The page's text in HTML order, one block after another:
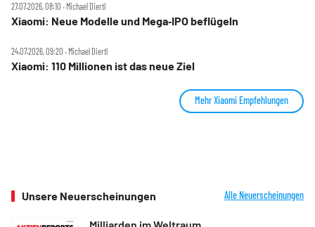
27.07.2026, 08:10 ‧ Michael Diertl
Xiaomi: Neue Modelle und Mega‑IPO beflügeln
24.07.2026, 09:20 ‧ Michael Diertl
Xiaomi: 110 Millionen ist das neue Ziel
Mehr Xiaomi Empfehlungen
Unsere Neuerscheinungen Alle Neuerscheinungen
Milliarden im Weltraum